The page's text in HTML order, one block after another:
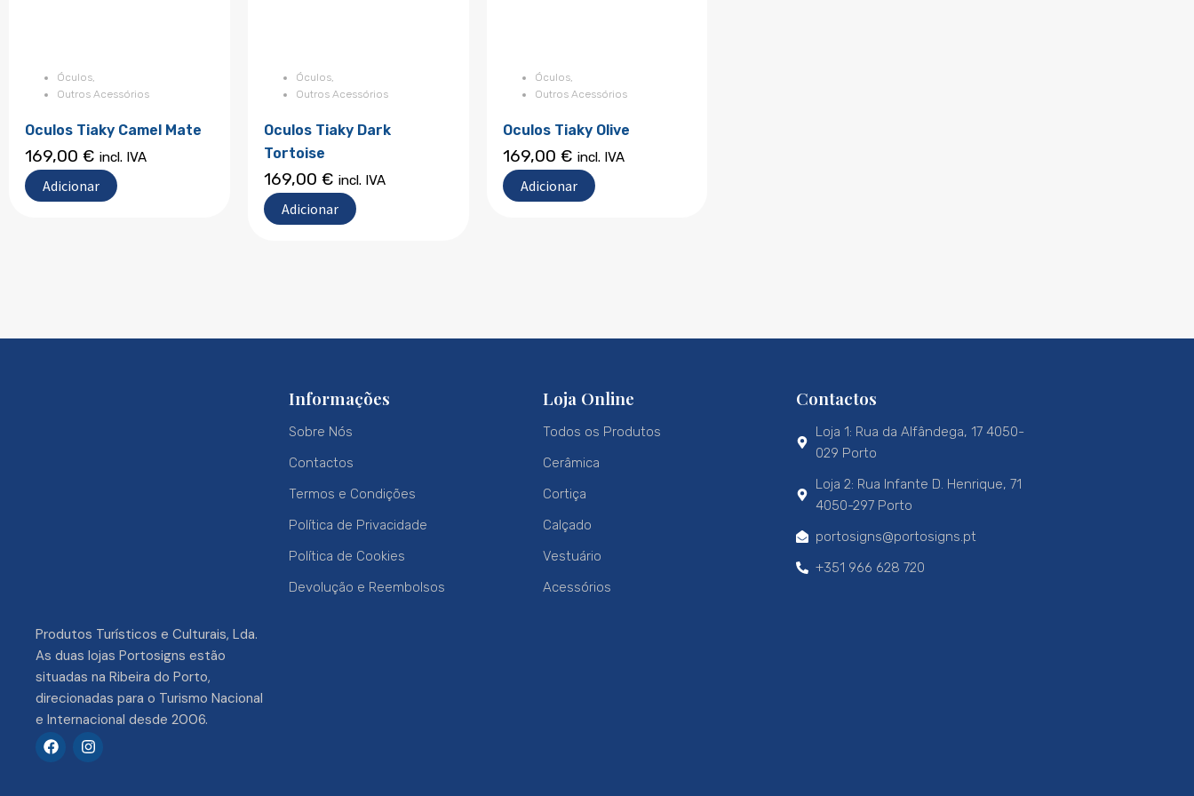
Óculos,
Outros Acessórios
Oculos Tiaky Camel Mate
169,00 € incl. IVA
Adicionar
Óculos,
Outros Acessórios
Oculos Tiaky Dark
Tortoise
169,00 € incl. IVA
Adicionar
Óculos,
Outros Acessórios
Oculos Tiaky Olive
169,00 € incl. IVA
Adicionar
Produtos Turísticos e Culturais, Lda.
As duas lojas Portosigns estão
situadas na Ribeira do Porto,
direcionadas para o Turismo Nacional
e Internacional desde 2006.
F
a
I
n
Informações
Sobre Nós
Contactos
Termos e Condições
Política de Privacidade
Política de Cookies
Devolução e Reembolsos
Loja Online
Todos os Produtos
Cerâmica
Cortiça
Calçado
Vestuário
Acessórios
Contactos
Loja 1: Rua da Alfândega, 17 4050-
029 Porto
Loja 2: Rua Infante D. Henrique, 71
4050-297 Porto
portosigns@portosigns.pt
+351 966 628 720